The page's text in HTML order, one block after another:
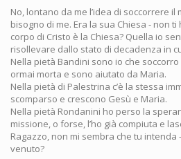
No, lontano da me l’idea di soccorrere il
bisogno di me. Era la sua Chiesa - non
corpo di Cristo è la Chiesa? Quella io
risollevare dallo stato di decadenza in
Nella pietà Bandini sono io che
ormai morta e sono aiutato da Maria.
Nella pietà di Palestrina c’è la stessa
scomparso e crescono Gesù e Maria.
Nella pietà Rondanini ho perso la
missione, o forse, l’ho già compiuta e
Ragazzo, non mi sembra che tu intenda
venuto?